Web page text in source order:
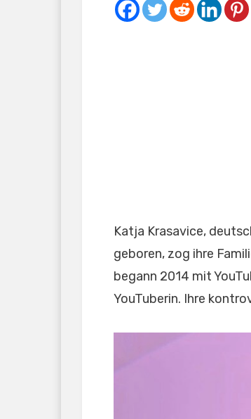
Katja Krasavice,
geboren, zog ihre
begann 2014 mit
YouTuberin. Ihre